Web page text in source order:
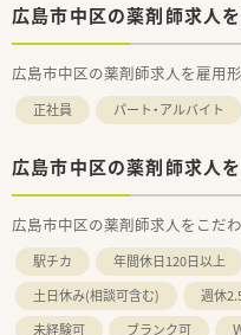
広島市中区の薬剤師求人
広島市中区の薬剤師求人を雇用
正社員 パート・アルバイト
広島市中区の薬剤師求人
広島市中区の薬剤師求人をこだ
駅チカ 年間休日120日以上
土日休み(相談可含む)
週休
未経験可
ブランク可